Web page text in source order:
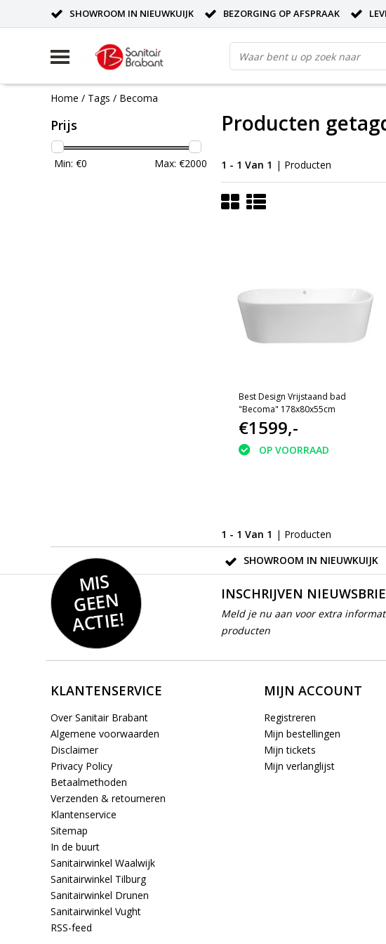
SHOWROOM IN NIEUWKUIJK BEZORGING OP AFSPRAAK
Home / Tags / Becoma
Prijs
Min: €0 Max: €2000
Producten
1 - 1 Van 1 | Producten
Best Design Vrijstaand bad
"Becoma" 178x80x55cm
€1599,-
OP VOORRAAD
1 - 1 Van 1 | Producten
SHOWROOM IN NIEUWKUIJK
MIS
GEE
N
ACTIE!
INSCHRIJVEN
Meld je nu aan voor extra
producten
KLANTENSERVICE
Over Sanitair Brabant
Algemene voorwaarden
Disclaimer
Privacy Policy
Betaalmethoden
Verzenden & retourneren
Klantenservice
Sitemap
In de buurt
Sanitairwinkel Waalwijk
Sanitairwinkel Tilburg
Sanitairwinkel Drunen
Sanitairwinkel Vught
RSS-feed
MIJN ACCOUNT
Registreren
Mijn bestellingen
Mijn tickets
Mijn verlanglijst